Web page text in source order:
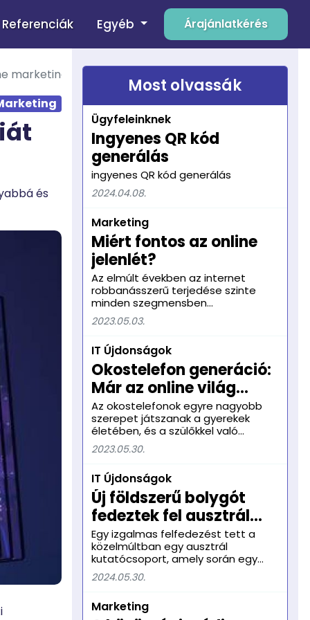
Referenciák Egyéb Árajánlatkérés
marketingben?
és
Most olvassák
Ügyfeleinknek
Ingyenes QR kód
generálás
ingyenes QR kód generálás
2024.04.08.
Marketing
Miért fontos az online
jelenlét?
Az elmúlt években az internet
robbanásszerű terjedése szinte
minden szegmensben
megváltoztatta az életünket. Az
online jelenlét ma már nem csak a
számára is elengedhetetlen. Ebben
a cikkben összefoglaljuk, hogy miért
olyan fontos az online jelenlét.
2023.05.03.
IT Újdonságok
Okostelefon generáció:
Már az online világ
irányít a szülők helyett?
Az okostelefonok egyre nagyobb
szerepet játszanak a gyerekek
életében, és a szülőkkel való
játékhoz képest sokkal több időt
töltenek ezeken a készülékeken. A
Hatóság (NMHH) friss kutatása
szerint az 8-15 éves korosztály
átlagosan napi közel négy órát tölt
mobiltelefonhasználattal. A legtöbb
gyerek a közösségi média
platformjait részesíti előnyben,
különösen népszerű körükben a
2023.05.30.
IT Újdonságok
Új földszerű bolygót
fedeztek fel ausztrál
kutatók
Egy izgalmas felfedezést tett a
közelmúltban egy ausztrál
kutatócsoport, amely során egy
tőlünk mindössze 40 fényévnyire
található, Föld méretű exobolygót
Egyetem asztrofiA Gliese 12b nevet
2024.05.30.
Marketing